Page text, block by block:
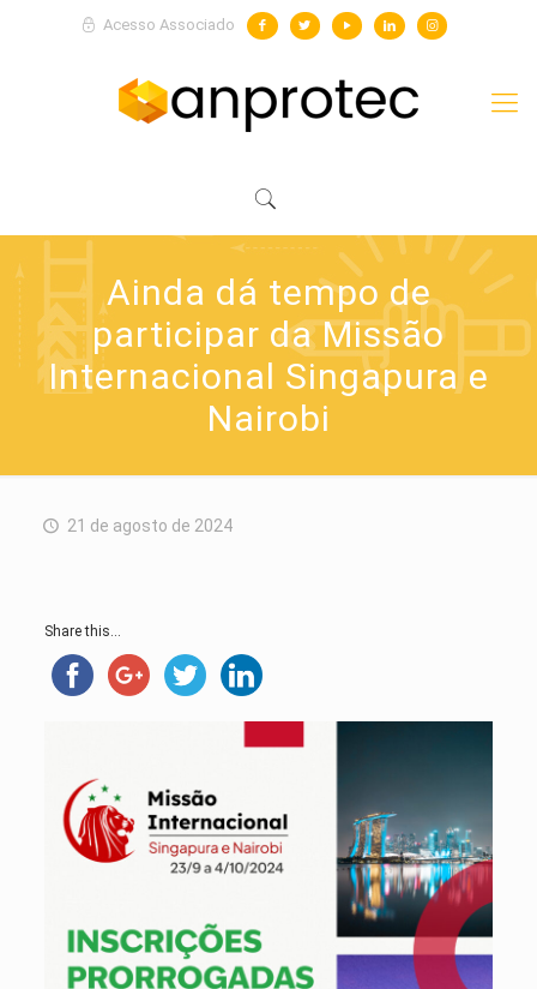
Acesso Associado
Ainda dá tempo de
participar da Missão
Internacional Singapura e
Nairobi
21 de agosto de 2024
Share this...